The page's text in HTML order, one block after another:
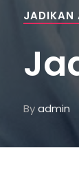
JADIKAN
Byadmin